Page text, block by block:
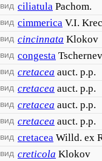
вид ciliatula Pachom.
вид cimmerica V.I.
вид cincinnata Klokov
вид congesta
вид cretacea auct. p.p.
вид cretacea auct. p.p.
вид cretacea auct. p.p.
вид cretacea auct. p.p.
вид cretacea Willd. ex
вид creticola Klokov